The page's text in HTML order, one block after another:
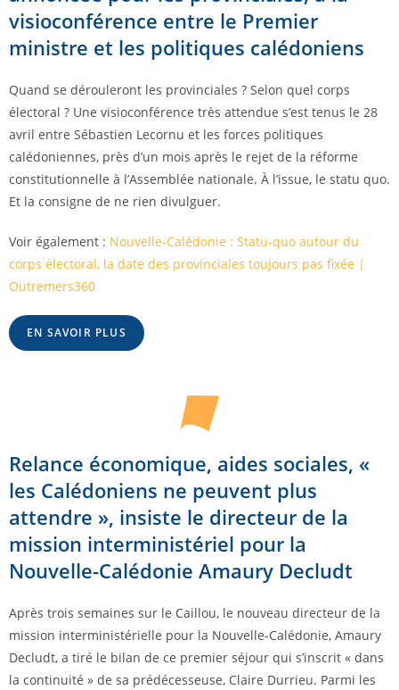
visioconférence entre le Premier
ministre et les politiques calédoniens
Quand se dérouleront les provinciales ? Selon quel corps
électoral ? Une visioconférence très attendue s’est tenus le 28
avril entre Sébastien Lecornu et les forces politiques
calédoniennes, près d’un mois après le rejet de la réforme
constitutionnelle à l’Assemblée nationale. À l’issue, le statu quo.
Et la consigne de ne rien divulguer.
Voir également : Nouvelle-Calédonie : Statu-quo autour du
corps électoral, la date des provinciales toujours pas fixée |
Outremers360
EN SAVOIR PLUS
Relance économique, aides sociales, «
les Calédoniens ne peuvent plus
attendre », insiste le directeur de la
mission interministériel pour la
Nouvelle-Calédonie Amaury Decludt
Après trois semaines sur le Caillou, le nouveau directeur de la
mission interministérielle pour la Nouvelle-Calédonie, Amaury
Decludt, a tiré le bilan de ce premier séjour qui s’inscrit « dans
la continuité » de sa prédécesseuse, Claire Durrieu. Parmi les